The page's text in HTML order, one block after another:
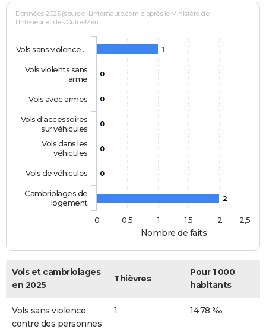
Nombre de faits
Données 2025 (source : Linternaute.com d'après le Ministère de
l'Intérieur et des Outre-Mer)
1
0
0
0
0
0
2
Vols sans violence …
Vols violents sans
arme
Vols avec armes
Vols d'accessoires
sur véhicules
Vols dans les
véhicules
Vols de véhicules
Cambriolages de
logement
0
0,5 1 1,5 2 2,5
Vols et cambriolages
en 2025
Thièvres
Pour 1 000
habitants
Vols sans violence
contre des personnes
1 14,78 ‰